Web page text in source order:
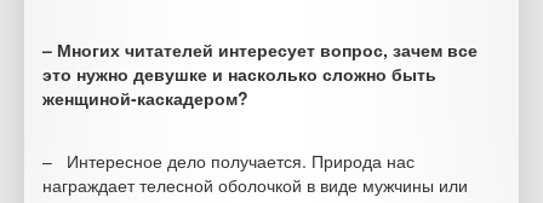
– Многих читателей интересует вопрос, зачем все
это нужно девушке и насколько сложно быть
женщиной-каскадером?
– Интересное дело получается. Природа нас
награждает телесной оболочкой в виде мужчины или